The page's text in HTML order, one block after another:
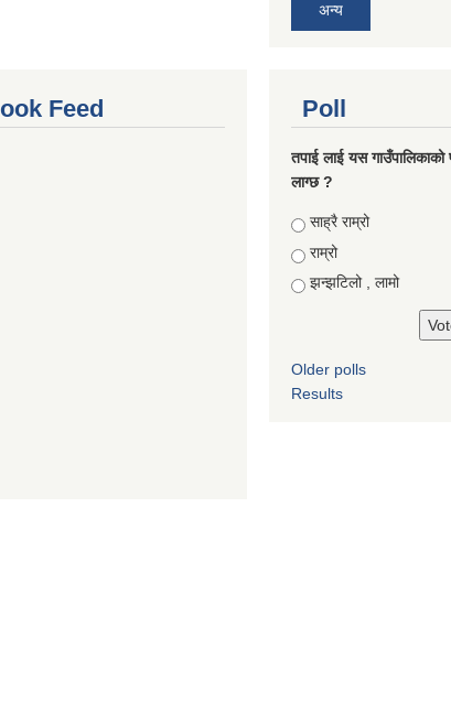
अन्य
Feed Poll
तपाई लाई यस
लाग्छ ?
Choices
साह्रै राम्रो
राम्रो
झन्झटिलो , लामो
Older polls
Results